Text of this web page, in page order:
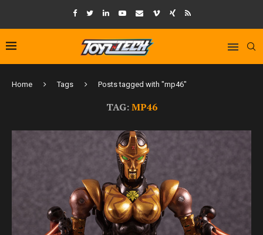
Home Tags Posts tagged with "mp46"
TAG:MP46